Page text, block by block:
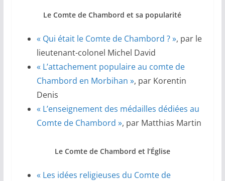
Le Comte de Chambord et sa popularité
« Qui était le Comte de Chambord ? », par le
lieutenant-colonel Michel David
« L’attachement populaire au comte de
Chambord en Morbihan », par Korentin
Denis
« L’enseignement des médailles dédiées au
Comte de Chambord », par Matthias Martin
Le Comte de Chambord et l’Église
« Les idées religieuses du Comte de